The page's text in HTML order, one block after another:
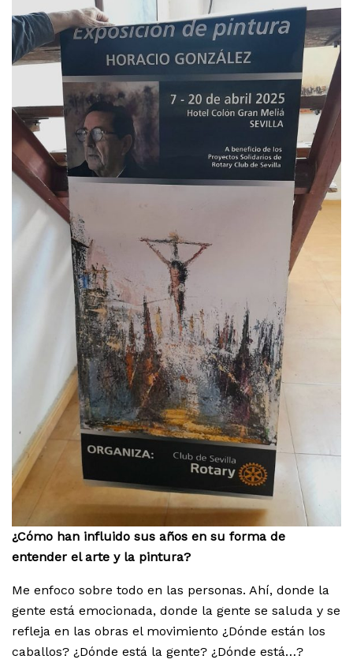
¿Cómo han influido sus años en su forma de
entender el arte y la pintura?
Me enfoco sobre todo en las personas. Ahí, donde la
gente está emocionada, donde la gente se saluda y se
refleja en las obras el movimiento ¿Dónde están los
caballos? ¿Dónde está la gente? ¿Dónde está…?